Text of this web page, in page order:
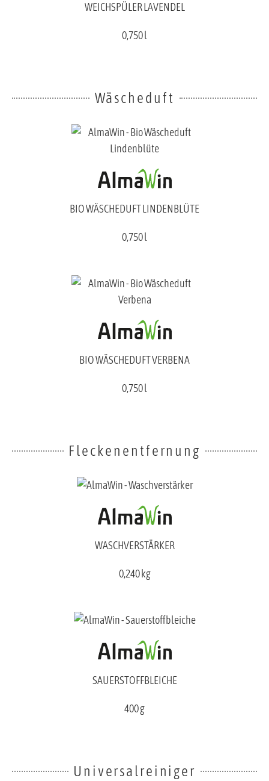
WEICHSPÜLER LAVENDEL
0,750 l
Wäscheduft
BIO WÄSCHEDUFT LINDENBLÜTE
0,750 l
BIO WÄSCHEDUFT VERBENA
0,750 l
Fleckenentfernung
WASCHVERSTÄRKER
0,240 kg
SAUERSTOFFBLEICHE
400 g
Universalreiniger